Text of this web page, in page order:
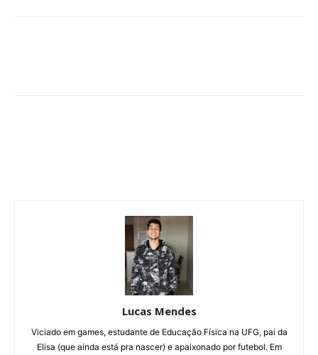
Lucas Mendes
Viciado em games, estudante de Educação Física na UFG, pai da
Elisa (que ainda está pra nascer) e apaixonado por futebol. Em